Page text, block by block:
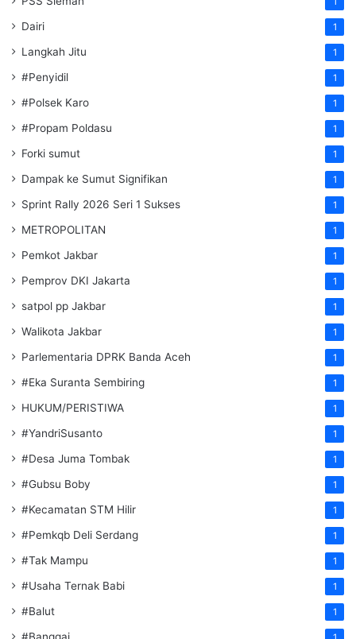
Dairi 1
Langkah Jitu 1
#Penyidil 1
#Polsek Karo 1
#Propam Poldasu 1
Forki sumut 1
Dampak ke Sumut Signifikan 1
Sprint Rally 2026 Seri 1 Sukses 1
METROPOLITAN 1
Pemkot Jakbar 1
Pemprov DKI Jakarta 1
satpol pp Jakbar 1
Walikota Jakbar 1
Parlementaria DPRK Banda Aceh 1
#Eka Suranta Sembiring 1
HUKUM/PERISTIWA 1
#YandriSusanto 1
#Desa Juma Tombak 1
#Gubsu Boby 1
#Kecamatan STM Hilir 1
#Pemkqb Deli Serdang 1
#Tak Mampu 1
#Usaha Ternak Babi 1
#Balut 1
#Banggai